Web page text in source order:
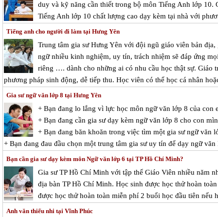
duy và kỹ năng cần thiết trong bộ môn Tiếng Anh lớp 10.
Tiếng Anh lớp 10 chất lượng cao dạy kèm tại nhà với
Tiếng anh cho người đi làm tại Hưng Yên
Trung tâm gia sư Hưng Yên với đội ngũ giáo viên bản
ngữ nhiều kinh nghiệm, uy tín, trách nhiệm sẽ đáp ứng
riêng …. dành cho những ai có nhu cầu học thật sự. Giáo
phương pháp sinh động, dễ tiếp thu. Học viên có thể học cá nhân
Gia sư ngữ văn lớp 8 tại Hưng Yên
+ Bạn đang lo lắng vì lực học môn ngữ văn lớp 8 của con
+ Bạn đang cần gia sư dạy kèm ngữ văn lớp 8 cho con
+ Bạn đang băn khoăn trong việc tìm một gia sư ngữ văn
+ Bạn đang đau đầu chọn một trung tâm gia sư uy tín để dạy ngữ
Bạn cần gia sư dạy kèm môn Ngữ văn lớp 6 tại TP Hồ Chí Minh?
Gia sư TP Hồ Chí Minh với tập thể Giáo Viên nhiều năm
địa bàn TP Hồ Chí Minh. Học sinh được học thử hoàn
được học thử hoàn toàn miễn phí 2 buổi học đầu tiên nếu
Anh văn thiếu nhi tại Vĩnh Phúc